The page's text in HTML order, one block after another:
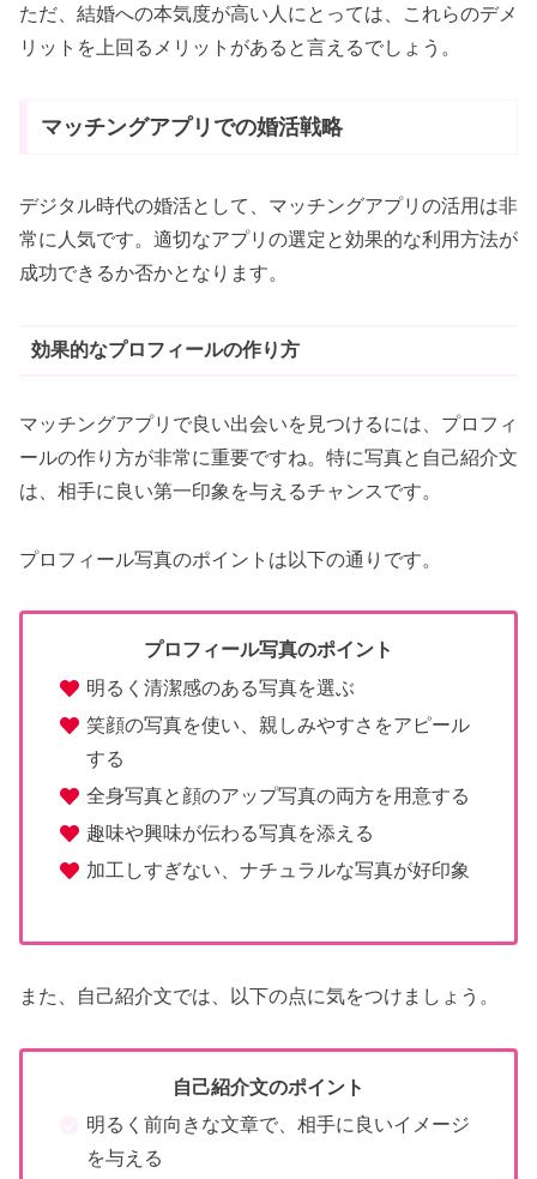
ただ、結婚への本気度が高い人にとっては、これらのデメ
リットを上回るメリットがあると言えるでしょう。
マッチングアプリでの婚活戦略
デジタル時代の婚活として、マッチングアプリの活用は非
常に人気です。適切なアプリの選定と効果的な利用方法が
成功できるか否かとなります。
効果的なプロフィールの作り方
マッチングアプリで良い出会いを見つけるには、プロフィ
ールの作り方が非常に重要ですね。特に写真と自己紹介文
は、相手に良い第一印象を与えるチャンスです。
プロフィール写真のポイントは以下の通りです。
プロフィール写真のポイント
明るく清潔感のある写真を選ぶ
笑顔の写真を使い、親しみやすさをアピール
する
全身写真と顔のアップ写真の両方を用意する
趣味や興味が伝わる写真を添える
加工しすぎない、ナチュラルな写真が好印象
また、自己紹介文では、以下の点に気をつけましょう。
自己紹介文のポイント
明るく前向きな文章で、相手に良いイメージ
を与える